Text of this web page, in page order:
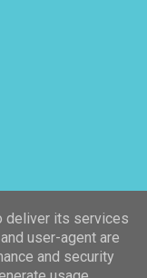
deliver its services
user-agent are
and security